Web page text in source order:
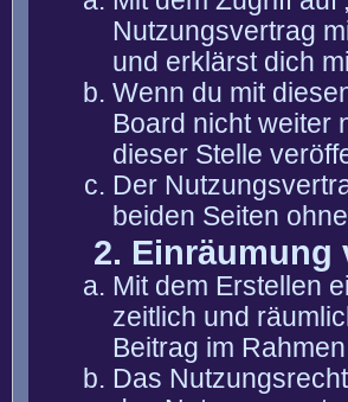
Nutzungsvertrag
und erklärst dich
Wenn du mit
Board nicht weiter
dieser Stelle
Der
beiden Seiten
2.
Mit dem Erstellen
zeitlich und
Beitrag im
Das